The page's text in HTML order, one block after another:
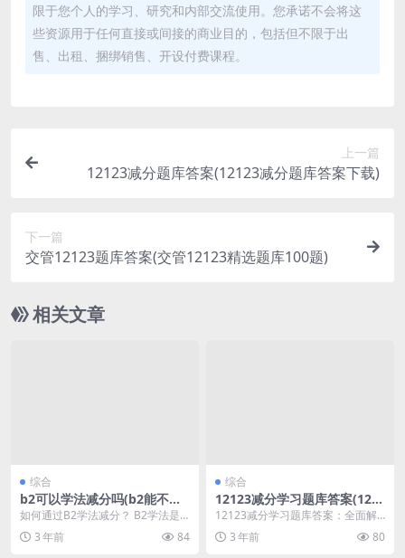
限于您个人的学习、研究和内部交流使用。您承诺不会将这
些资源用于任何直接或间接的商业目的，包括但不限于出
售、出租、捆绑销售、开设付费课程。
上一篇
12123减分题库答案(12123减分题库答案下载)
下一篇
交管12123题库答案(交管12123精选题库100题)
相关文章
综合
b2可以学法减分吗(b2能不能
学法减分)
如何通过B2学法减分？ B2学法是
一种可以帮助司机减少交通违章记
录的方法。在某些...
3 年前 84
综合
12123减分学习题库答案(121
23减分题库模拟)
12123减分学习题库答案：全面解
析 12123减分学习题库是广受欢迎
的学习资源...
3 年前 80